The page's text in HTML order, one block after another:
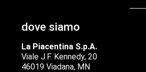
dove siamo
La Piacentina S.p.A.
Viale J.F. Kennedy, 20
46019 Viadana, MN